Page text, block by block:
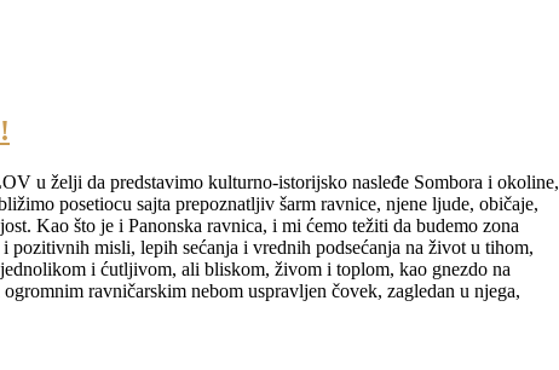
u želji da predstavimo kulturno-istorijsko nasleđe Sombora i okoline,
posetiocu sajta prepoznatljiv šarm ravnice, njene ljude, običaje,
Kao što je i Panonska ravnica, i mi ćemo težiti da budemo zona
pozitivnih misli, lepih sećanja i vrednih podsećanja na život u tihom,
i ćutljivom, ali bliskom, živom i toplom, kao gnezdo na
ravničarskim nebom uspravljen čovek, zagledan u njega,